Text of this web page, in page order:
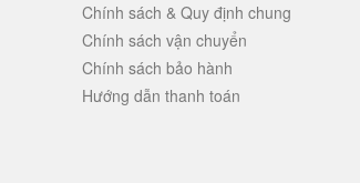
Chính sách & Quy định chung
Chính sách vận chuyển
Chính sách bảo hành
Hướng dẫn thanh toán